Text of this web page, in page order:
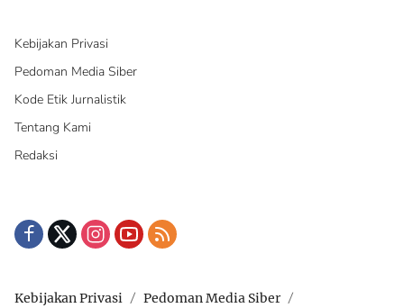
Kebijakan Privasi
Pedoman Media Siber
Kode Etik Jurnalistik
Tentang Kami
Redaksi
Kebijakan Privasi Pedoman Media Siber